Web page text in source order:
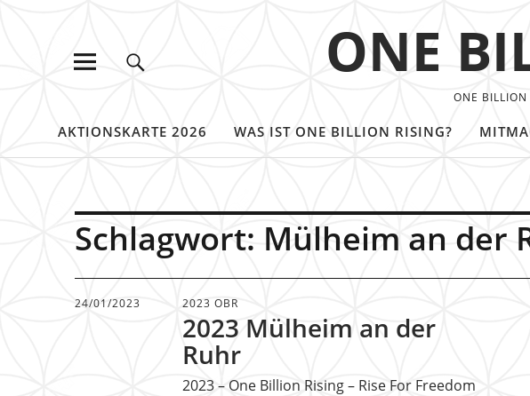
ONE
ONE
AKTIONSKARTE 2026 WAS IST ONE BILLION RISING?
Schlagwort: Mülheim an der
24/01/2023 2023 OBR
2023 Mülheim an der
Ruhr
2023 – One Billion Rising – Rise For Freedom